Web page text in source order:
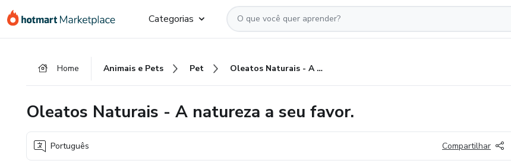
para
para
para
Categorias
Home Animais e Pets Pet Oleatos Naturais - A natureza a seu favor.
Oleatos Naturais - A natureza a seu favor.
Português Compartilhar